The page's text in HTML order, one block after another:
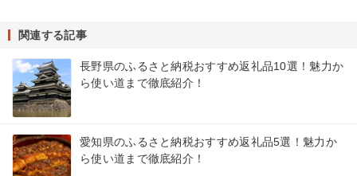
関連する記事
長野県のふるさと納税おすすめ返礼品10選！魅力か
ら使い道まで徹底紹介！
愛知県のふるさと納税おすすめ返礼品5選！魅力か
ら使い道まで徹底紹介！